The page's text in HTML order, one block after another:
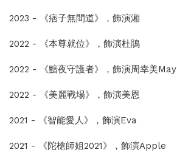
2023 - 《痞子無間道》，飾演湘
2022 - 《本尊就位》，飾演杜鵑
2022 - 《黯夜守護者》，飾演周幸美May
2022 - 《美麗戰場》，飾演美恩
2021 - 《智能愛人》，飾演Eva
2021 - 《陀槍師姐2021》，飾演Apple